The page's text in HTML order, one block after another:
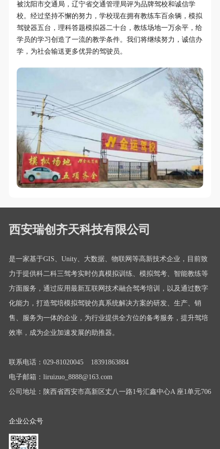
被沈阳市交通局，辽宁省交通管理局评为品牌驾校和诚信学
校。经过坚持不懈的努力，学校现在拥有教练车百余辆，模拟
驾驶器五台，理科答题模拟器二十台，教练场地一万余平，给
学员的学习创造了一流的教学条件。我们将继续努力，诚信办
学，为社会输送更多优异的驾驶员。
西安瑞创齐天科技有限公司
是一家基于GIS、Unity、大数据、物联网等高新技术企业，目前致
力于提供科二科三驾考实时仿真模拟训练、模拟驾考、智能教练等
方面服务，通过应用最新互联网技术融合驾考培训，以及通过数字
化能力，打造驾培模拟驾驶仿真系统解决方案的研发、生产、销
售、服务为一体的企业，为行业提供全方位的备考服务，提升驾培
效率，成为企业加速发展的助推器。
联系电话：029-81020045 18391863884
电子邮箱：liruizuo_8888@163.com
公司地址：陕西省西安市高新区丈八一路1号汇鑫中心A 座1单元706
企业公众号